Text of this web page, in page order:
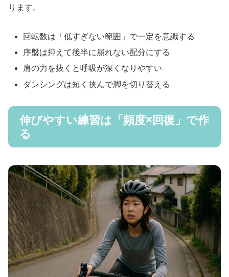
ります。
回転数は「低すぎない範囲」で一定を意識する
序盤は抑えて後半に崩れない配分にする
肩の力を抜くと呼吸が深くなりやすい
ダンシングは短く挟んで脚を切り替える
伸びやすい練習は「頻度×回復」で作
る